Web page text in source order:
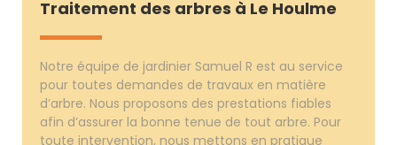
Traitement des arbres à Le Houlme
Notre équipe de jardinier Samuel R est au service
pour toutes demandes de travaux en matière
d’arbre. Nous proposons des prestations fiables
afin d’assurer la bonne tenue de tout arbre. Pour
toute intervention, nous mettons en pratique